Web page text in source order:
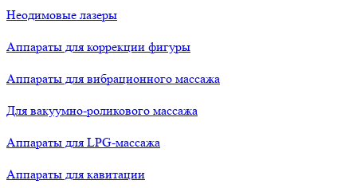
Неодимовые лазеры
Аппараты для коррекции фигуры
Аппараты для вибрационного массажа
Для вакуумно-роликового массажа
Аппараты для LPG-массажа
Аппараты для кавитации